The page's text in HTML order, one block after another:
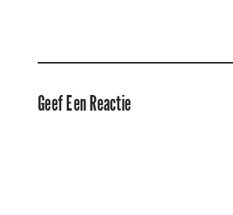
Geef Een Reactie